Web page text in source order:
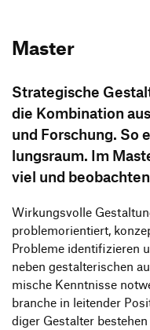
Master
Stra­te­gi­sche
die Kombi­na­tion
und Forschung. So
lungs­raum. Im
viel und
Wirkungs­volle
problem­ori­en­tiert,
Probleme iden­ti­fi­zieren
neben gestal­te­ri­schen
mi­sche Kennt­nisse
branche in leitender
diger Gestalter